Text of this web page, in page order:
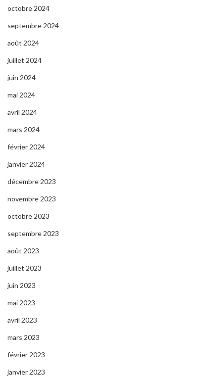
octobre 2024
septembre 2024
août 2024
juillet 2024
juin 2024
mai 2024
avril 2024
mars 2024
février 2024
janvier 2024
décembre 2023
novembre 2023
octobre 2023
septembre 2023
août 2023
juillet 2023
juin 2023
mai 2023
avril 2023
mars 2023
février 2023
janvier 2023